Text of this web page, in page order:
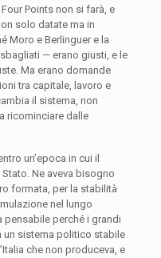
Points non si farà, e
solo datate ma in
Moro e Berlinguer e la
— erano giusti, e le
Ma erano domande
tra capitale, lavoro e
il sistema, non
ricominciare dalle
un’epoca in cui il
Ne aveva bisogno
formata, per la stabilità
nel lungo
perché i grandi
un sistema politico stabile
che non produceva, e